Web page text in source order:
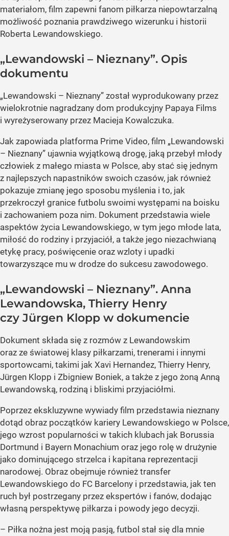
materiałom, film zapewni fanom piłkarza niepowtarzalną
możliwość poznania prawdziwego wizerunku i historii
Roberta Lewandowskiego.
„Lewandowski – Nieznany”. Opis
dokumentu
„Lewandowski – Nieznany” został wyprodukowany przez
wielokrotnie nagradzany dom produkcyjny Papaya Films
i wyreżyserowany przez Macieja Kowalczuka.
Jak zapowiada platforma Prime Video, film „Lewandowski
– Nieznany” ujawnia wyjątkową drogę, jaką przebył młody
człowiek z małego miasta w Polsce, aby stać się jednym
z najlepszych napastników swoich czasów, jak również
pokazuje zmianę jego sposobu myślenia i to, jak
przekroczył granice futbolu swoimi występami na boisku
i zachowaniem poza nim. Dokument przedstawia wiele
aspektów życia Lewandowskiego, w tym jego młode lata,
miłość do rodziny i przyjaciół, a także jego niezachwianą
etykę pracy, poświęcenie oraz wzloty i upadki
towarzyszące mu w drodze do sukcesu zawodowego.
„Lewandowski – Nieznany”. Anna
Lewandowska, Thierry Henry
czy Jürgen Klopp w dokumencie
Dokument składa się z rozmów z Lewandowskim
oraz ze światowej klasy piłkarzami, trenerami i innymi
sportowcami, takimi jak Xavi Hernandez, Thierry Henry,
Jürgen Klopp i Zbigniew Boniek, a także z jego żoną Anną
Lewandowską, rodziną i bliskimi przyjaciółmi.
Poprzez ekskluzywne wywiady film przedstawia nieznany
dotąd obraz początków kariery Lewandowskiego w Polsce,
jego wzrost popularności w takich klubach jak Borussia
Dortmund i Bayern Monachium oraz jego rolę w drużynie
jako dominującego strzelca i kapitana reprezentacji
narodowej. Obraz obejmuje również transfer
Lewandowskiego do FC Barcelony i przedstawia, jak ten
ruch był postrzegany przez ekspertów i fanów, dodając
własną perspektywę piłkarza i powody jego decyzji.
– Piłka nożna jest moją pasją, futbol stał się dla mnie